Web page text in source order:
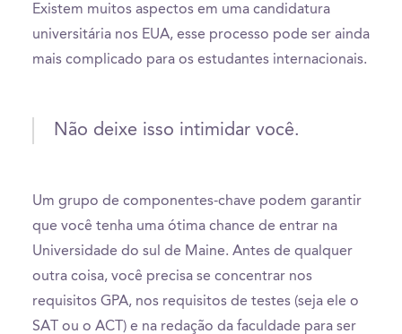
Existem muitos aspectos em uma candidatura
universitária nos EUA, esse processo pode ser ainda
mais complicado para os estudantes internacionais.
Não deixe isso intimidar você.
Um grupo de componentes-chave podem garantir
que você tenha uma ótima chance de entrar na
Universidade do sul de Maine. Antes de qualquer
outra coisa, você precisa se concentrar nos
requisitos GPA, nos requisitos de testes (seja ele o
SAT ou o ACT) e na redação da faculdade para ser